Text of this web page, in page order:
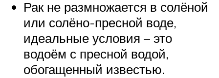
Рак не размножается в солёной
или солёно-пресной воде,
идеальные условия – это
водоём с пресной водой,
обогащенный известью.